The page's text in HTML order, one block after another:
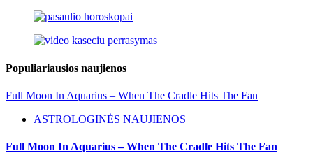
Populiariausios naujienos
Full Moon In Aquarius – When The Cradle Hits The Fan
ASTROLOGINĖS NAUJIENOS
Full Moon In Aquarius – When The Cradle Hits The Fan